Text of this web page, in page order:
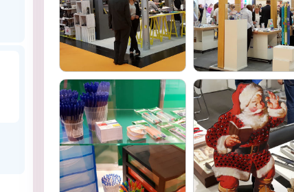
GlorYes!
FILA GROUP
John Deere
АГТ Геоцентр